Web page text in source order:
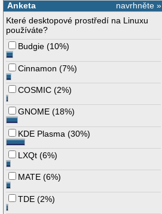
navrhněte »
Anketa
Které desktopové prostředí na Linuxu
používáte?
Budgie (10%)
Cinnamon (7%)
COSMIC (2%)
GNOME (18%)
KDE Plasma (30%)
LXQt (6%)
MATE (6%)
TDE (2%)